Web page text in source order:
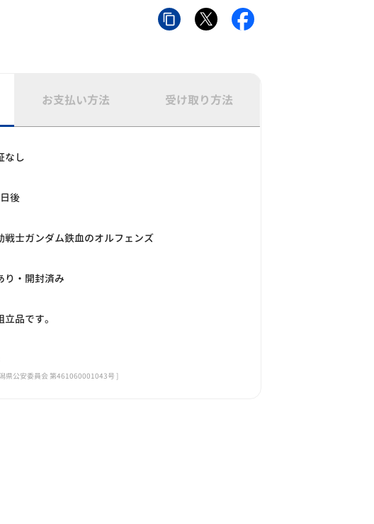
お支払い方法 受け取り方法
なし
後
戦士ガンダム鉄血のオルフェンズ
り・開封済み
立品です。
県公安委員会 第461060001043号 ]